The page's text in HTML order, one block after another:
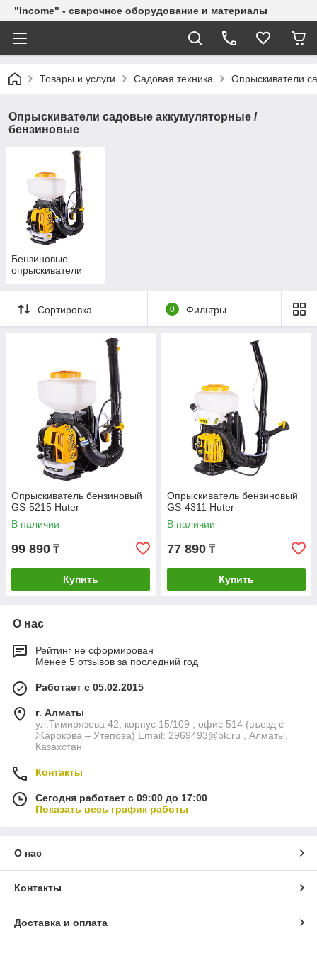
"Income" - сварочное оборудование и материалы
Товары и услуги Садовая техника Опрыскиватели
Опрыскиватели садовые аккумуляторные /
бензиновые
Бензиновые
опрыскиватели
Сортировка 0 Фильтры
Опрыскиватель бензиновый
GS-5215 Huter
В наличии
99 890 ₸
Купить
Опрыскиватель бензиновый
GS-4311 Huter
В наличии
77 890 ₸
Купить
О нас
Рейтинг не сформирован
Менее 5 отзывов за последний год
Работает с 05.02.2015
г. Алматы
ул.Тимирязева 42, корпус 15/109 , офис 514 (въезд с
Жарокова – Утепова) Email: 2969493@bk.ru , Алматы,
Казахстан
Контакты
Сегодня работает с 09:00 до 17:00
Показать весь график работы
О нас
Контакты
Доставка и оплата